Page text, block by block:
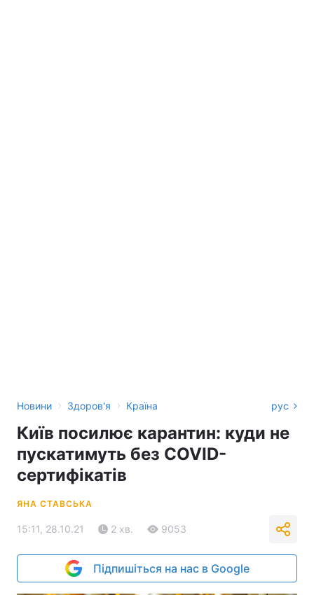
Новини › Здоров'я › Країна рус
Київ посилює карантин: куди не
пускатимуть без COVID-
сертифікатів
ЯНА СТАВСЬКА
15:11, 28.10.21 2 хв. 9053
Підпишіться на нас в Google